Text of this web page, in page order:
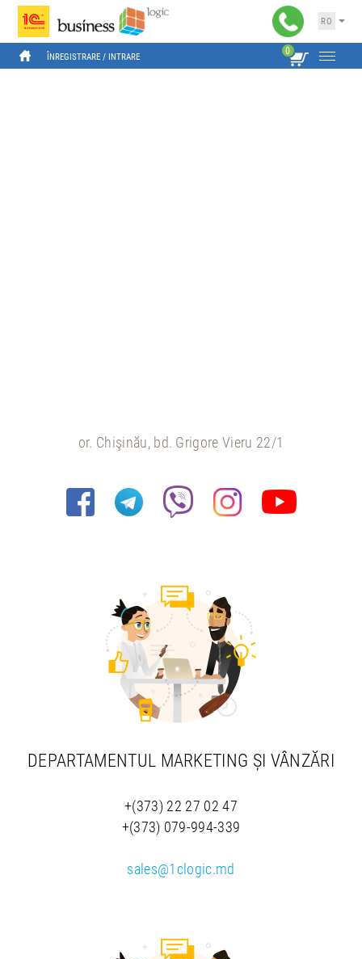
RO
ÎNREGISTRARE / INTRARE
0
or. Chişinău, bd. Grigore Vieru 22/1
DEPARTAMENTUL MARKETING ȘI VÂNZĂRI
+(373) 22 27 02 47
+(373) 079-994-339
sales@1clogic.md